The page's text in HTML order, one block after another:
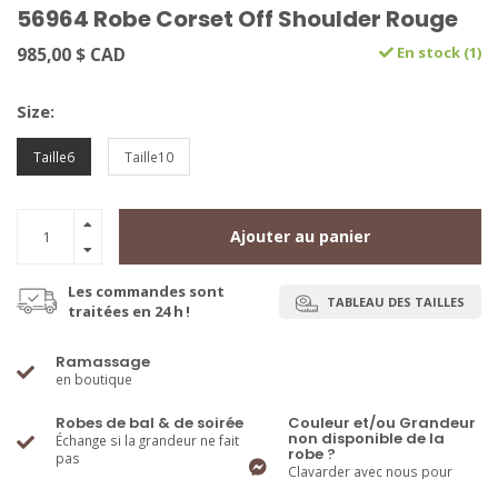
56964 Robe Corset Off Shoulder Rouge
985,00 $ CAD En stock (1)
Size:
Taille6 Taille10
Ajouter au panier
Les commandes sont
traitées en 24 h !
TABLEAU DES TAILLES
Ramassage
en boutique
Robes de bal & de soirée
Échange si la grandeur ne fait
pas
Couleur et/ou Grandeur
non disponible de la
robe ?
Clavarder avec nous pour